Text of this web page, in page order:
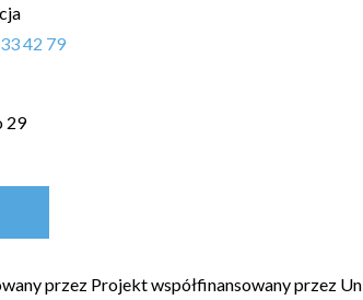
42 79
29
przez Projekt współfinansowany przez